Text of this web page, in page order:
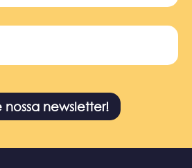
nossa newsletter!